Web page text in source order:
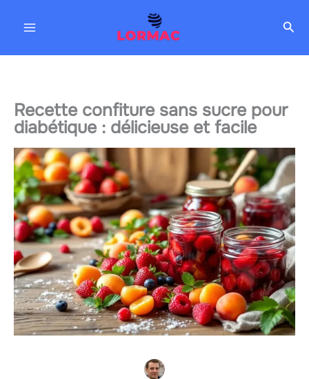
Recette confiture sans sucre pour
diabétique : délicieuse et facile